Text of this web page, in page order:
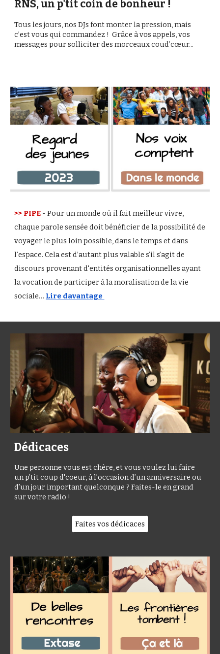
RNS, un p'tit coin de bonheur !
Tous les jours, nos DJs font monter la pression, mais
c’est vous qui commandez ! Grâce à vos appels, vos
messages pour solliciter des morceaux coud’cœur...
>> PIPE -Pour un monde où il fait meilleur vivre,
chaque parole sensée doit bénéficier de la possibilité de
voyager le plus loin possible, dans le temps et dans
l’espace. Cela est d’autant plus valable s’il s’agit de
discours provenant d'entités organisationnelles ayant
la vocation de participer à la moralisation de la vie
sociale… Lire davantage
Dédicaces
Une personne vous est chère, et vous voulez lui faire
un p’tit coup d'coeur, à l’occasion d’un anniversaire ou
d’un jour important quelconque ? Faites-le en grand
sur votre radio !
Faites vos dédicaces